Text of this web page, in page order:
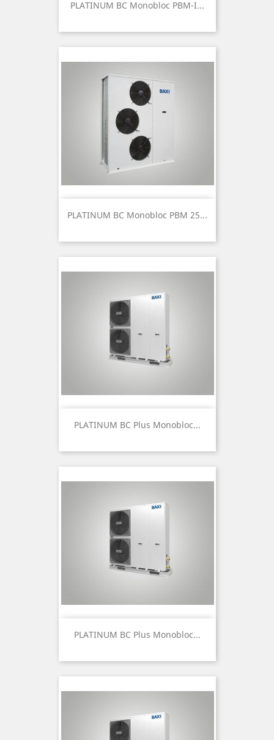
PLATINUM BC Monobloc PBM-I...
PLATINUM BC Monobloc PBM 25...
PLATINUM BC Plus Monobloc...
PLATINUM BC Plus Monobloc...